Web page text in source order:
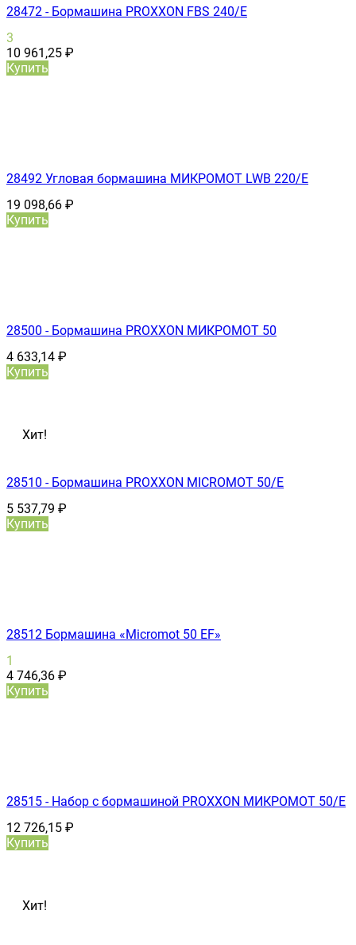
28472 - Бормашина PROXXON FBS 240/Е
3
10 961,25 ₽
Купить
28492 Угловая бормашина МИКРОМОТ LWB 220/E
19 098,66 ₽
Купить
28500 - Бормашина PROXXON МИКРОМОТ 50
4 633,14 ₽
Купить
Хит!
28510 - Бормашина PROXXON MICROMOT 50/E
5 537,79 ₽
Купить
28512 Бормашина «Micromot 50 ЕF»
1
4 746,36 ₽
Купить
28515 - Набор с бормашиной PROXXON МИКРОМОТ 50/Е
12 726,15 ₽
Купить
Хит!